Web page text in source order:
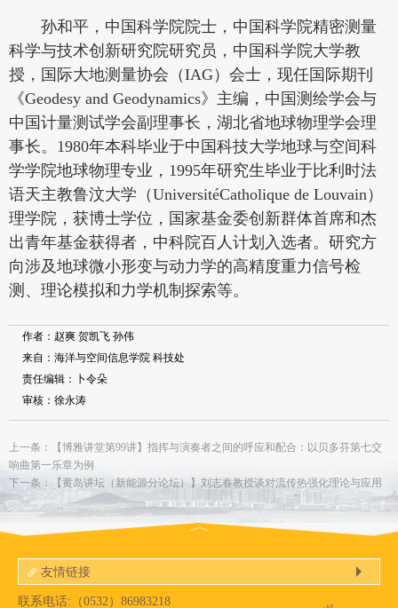
孙和平，中国科学院院士，中国科学院精密测量
科学与技术创新研究院研究员，中国科学院大学教
授，国际大地测量协会（IAG）会士，现任国际期刊
《Geodesy and Geodynamics》主编，中国测绘学会与
中国计量测试学会副理事长，湖北省地球物理学会理
事长。1980年本科毕业于中国科技大学地球与空间科
学学院地球物理专业，1995年研究生毕业于比利时法
语天主教鲁汶大学（UniversitéCatholique de Louvain）
理学院，获博士学位，国家基金委创新群体首席和杰
出青年基金获得者，中科院百人计划入选者。研究方
向涉及地球微小形变与动力学的高精度重力信号检
测、理论模拟和力学机制探索等。
作者：赵爽 贺凯飞 孙伟
来自：海洋与空间信息学院 科技处
责任编辑：卜令朵
审核：徐永涛
上一条：【博雅讲堂第99讲】指挥与演奏者之间的呼应和配合：以贝多芬第七交
响曲第一乐章为例
下一条：【黄岛讲坛（新能源分论坛）】刘志春教授谈对流传热强化理论与应用
友情链接
联系电话:（0532）86983218